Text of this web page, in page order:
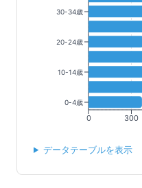
0 300
30-34歳
20-24歳
10-14歳
0-4歳
データテーブルを表示